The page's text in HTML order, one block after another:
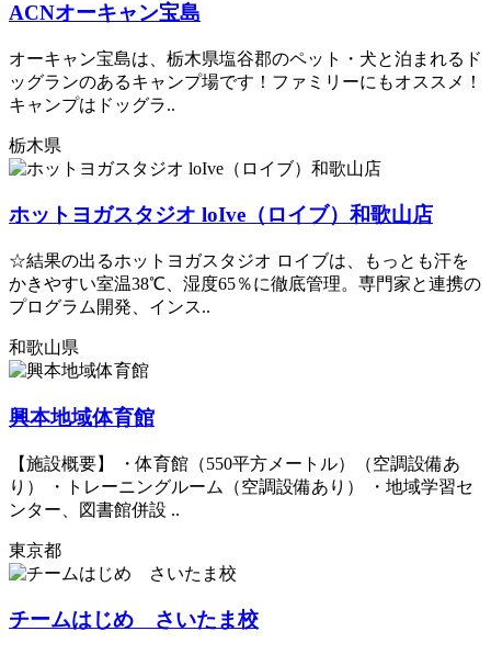
ACNオーキャン宝島
オーキャン宝島は、栃木県塩谷郡のペット・犬と泊まれるド
ッグランのあるキャンプ場です！ファミリーにもオススメ！
キャンプはドッグラ..
栃木県
ホットヨガスタジオ loIve（ロイブ）和歌山店
☆結果の出るホットヨガスタジオ ロイブは、もっとも汗を
かきやすい室温38℃、湿度65％に徹底管理。専門家と連携の
プログラム開発、インス..
和歌山県
興本地域体育館
【施設概要】 ・体育館（550平方メートル）（空調設備あ
り） ・トレーニングルーム（空調設備あり） ・地域学習セ
ンター、図書館併設 ..
東京都
チームはじめ さいたま校